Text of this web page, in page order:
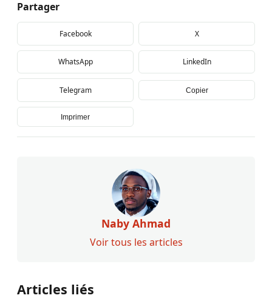
Partager
Facebook X
WhatsApp LinkedIn
Telegram Copier
Imprimer
Naby Ahmad
Voir tous les articles
Articles liés